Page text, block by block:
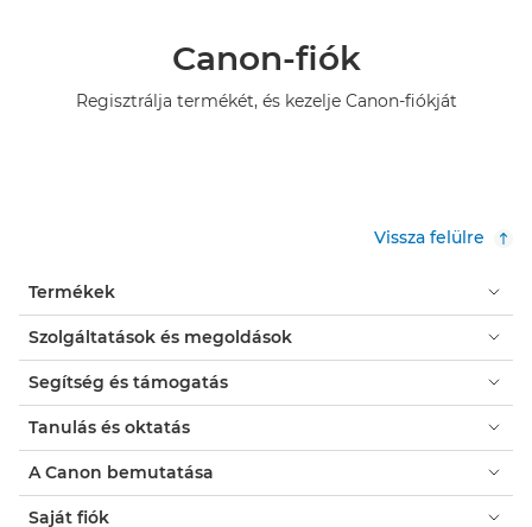
Canon-fiók
Regisztrálja termékét, és kezelje Canon-fiókját
Vissza felülre
Termékek
Szolgáltatások és megoldások
Segítség és támogatás
Tanulás és oktatás
A Canon bemutatása
Saját fiók